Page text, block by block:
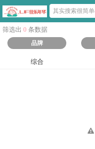
筛选出 0 条数据
品牌
综合